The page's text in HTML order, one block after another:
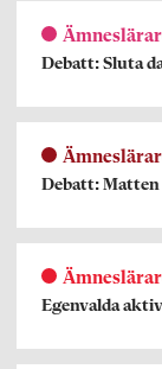
Debatt: Sluta
Debatt: Matten
Egenvalda